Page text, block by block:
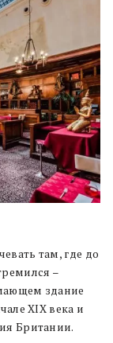
там, где до
–
здание
XIX века и
Британии.